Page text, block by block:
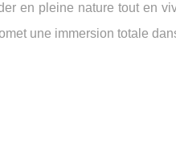
en pleine nature tout en
une immersion totale